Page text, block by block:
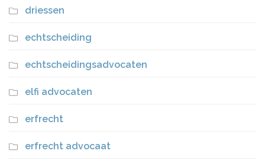
driessen
echtscheiding
echtscheidingsadvocaten
elfi advocaten
erfrecht
erfrecht advocaat